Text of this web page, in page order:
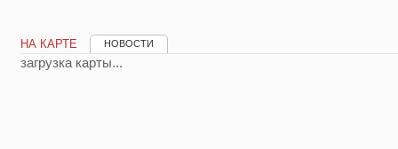
НА КАРТЕ НОВОСТИ
загрузка карты...